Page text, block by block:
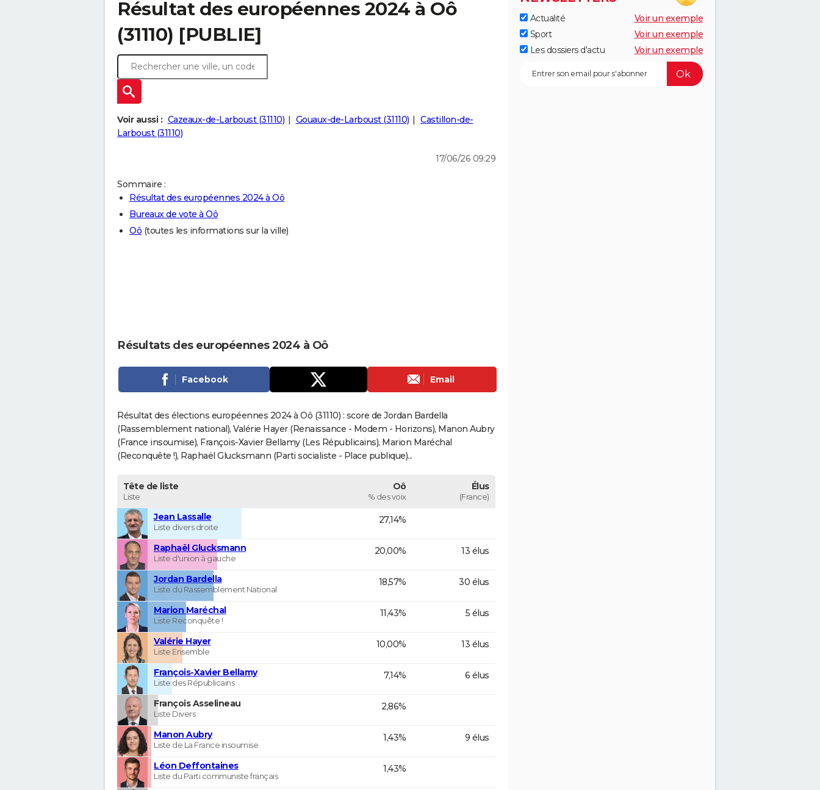
Résultat des européennes 2024 à Oô
(31110) [PUBLIE]
Voir aussi : Cazeaux-de-Larboust (31110) Gouaux-de-Larboust (31110)
Castillon-de-
Larboust (31110)
17/06/26 09:29
Sommaire :
Résultat des européennes 2024 à Oô
Bureaux de vote à Oô
Oô (toutes les informations sur la ville)
Résultats des européennes 2024 à Oô
Facebook Email
Résultat des élections européennes 2024 à Oô (31110) : score de Jordan Bardella
(Rassemblement national), Valérie Hayer (Renaissance - Modem - Horizons), Manon Aubry
(France insoumise), François-Xavier Bellamy (Les Républicains), Marion Maréchal
(Reconquête !), Raphaël Glucksmann (Parti socialiste - Place publique)...
Tête de liste
Liste
Oô
% des voix
Élus
(France)
Jean Lassalle
Liste divers droite
27,14%
Raphaël Glucksmann
Liste d'union à gauche
20,00% 13 élus
Jordan Bardella
Liste du Rassemblement National
18,57% 30 élus
Marion Maréchal
Liste Reconquête !
11,43% 5 élus
Valérie Hayer
Liste Ensemble
10,00% 13 élus
François-Xavier Bellamy
Liste des Républicains
7,14% 6 élus
François Asselineau
Liste Divers
2,86%
Manon Aubry
Liste de La France insoumise
1,43% 9 élus
Léon Deffontaines
Liste du Parti communiste français
1,43%
Actualité
Voir un exemple
Sport
Voir un exemple
Les dossiers d'actu
Voir un exemple